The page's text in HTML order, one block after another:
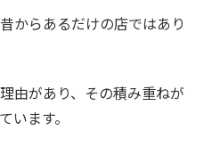
からあるだけの店ではあり
由があり、その積み重ねが
います。